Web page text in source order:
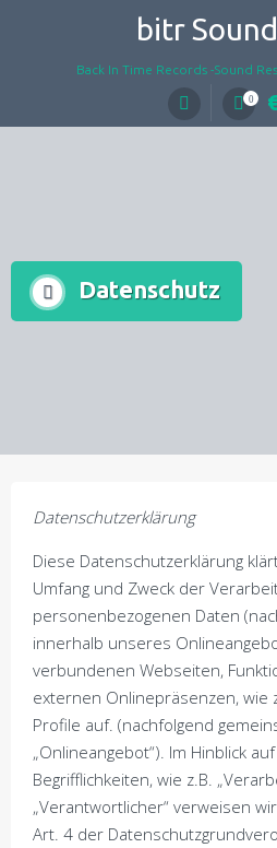
bitr
Back In Time Records -Sound
0
Datenschutz
Datenschutzerklärung
Diese Datenschutzerklärung
Umfang und Zweck der
personenbezogenen Daten
innerhalb unseres
verbundenen Webseiten,
externen Onlinepräsenzen, wie
Profile auf. (nachfolgend
„Onlineangebot“). Im Hinblick
Begrifflichkeiten, wie z.B.
„Verantwortlicher“ verweisen
Art. 4 der